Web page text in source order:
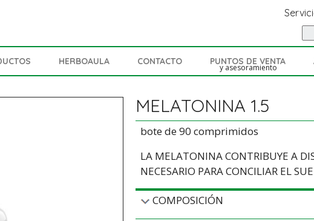
HERBOAULA CONTACTO PUNTOS DE VENTA
y asesoramiento
MELATONINA 1.5
bote de 90 comprimidos
LA MELATONINA CONTRIBUYE A
NECESARIO PARA CONCILIAR EL
COMPOSICIÓN